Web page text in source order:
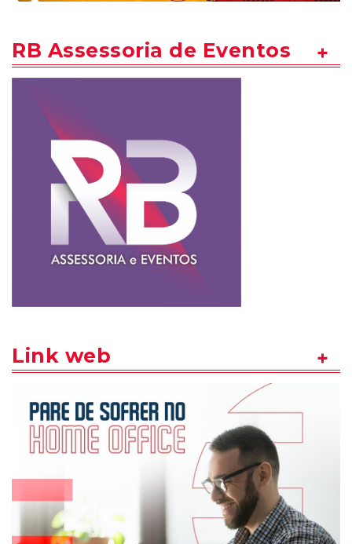
RB Assessoria de Eventos
Link web